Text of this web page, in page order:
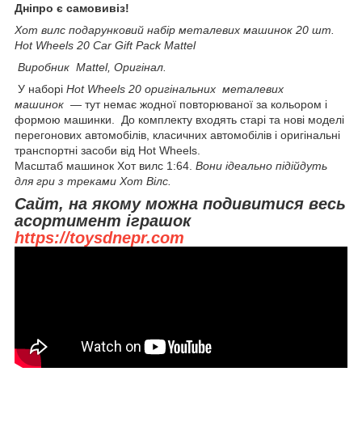
Дніпро є самовивіз!
Хот вилс подарунковий набір металевих машинок 20 шт.
Hot Wheels 20 Car Gift Pack Mattel
Виробник Mattel, Оригінал.
У наборі Hot Wheels 20 оригінальних металевих
машинок — тут немає жодної повторюваної за кольором і
формою машинки. До комплекту входять старі та нові моделі
перегонових автомобілів, класичних автомобілів і оригінальні
транспортні засоби від Hot Wheels.
Масштаб машинок Хот вилс 1:64. Вони ідеально підійдуть
для гри з треками Хот Вілс.
Сайт, на якому можна подивитися весь
асортимент іграшок
https://toysdnepr.com